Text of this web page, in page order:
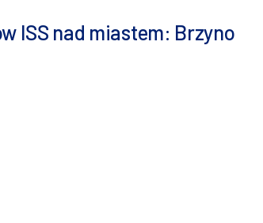
ISS nad miastem: Brzyno